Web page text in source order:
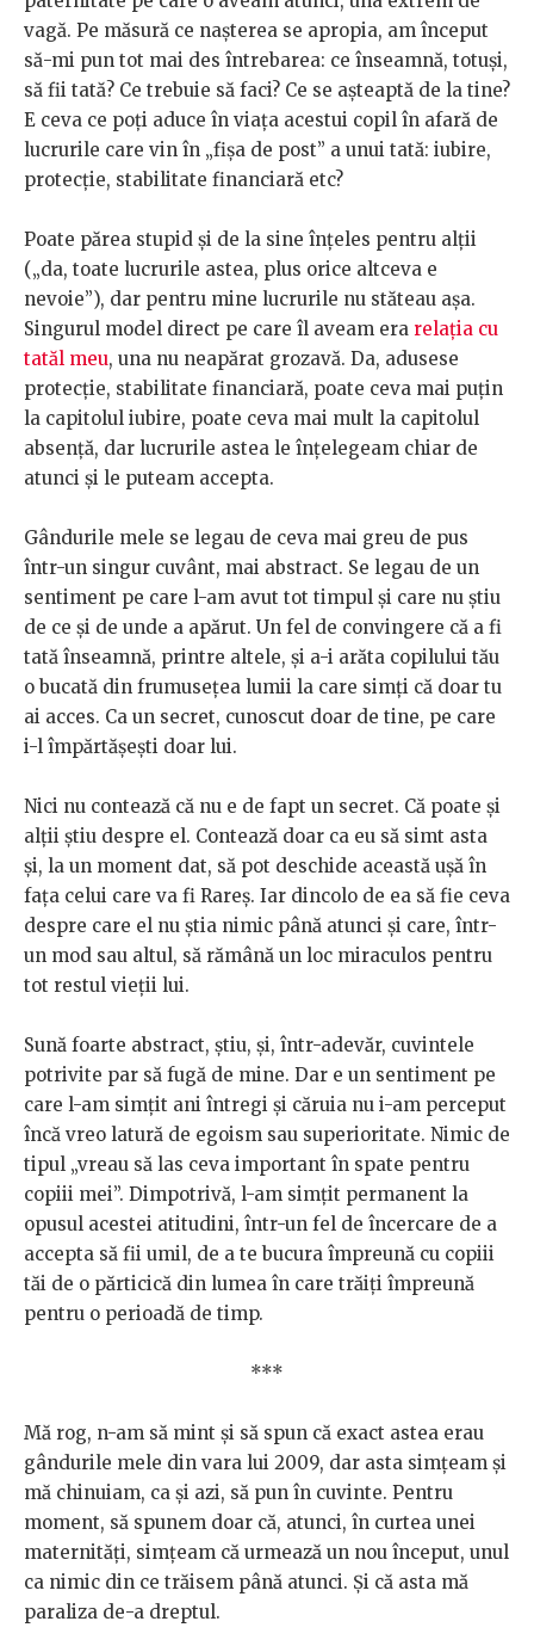
vagă. Pe măsură ce nașterea se apropia, am început
să-mi pun tot mai des întrebarea: ce înseamnă, totuși,
să fii tată? Ce trebuie să faci? Ce se așteaptă de la tine?
E ceva ce poți aduce în viața acestui copil în afară de
lucrurile care vin în „fișa de post” a unui tată: iubire,
protecție, stabilitate financiară etc?
Poate părea stupid și de la sine înțeles pentru alții
(„da, toate lucrurile astea, plus orice altceva e
nevoie”), dar pentru mine lucrurile nu stăteau așa.
Singurul model direct pe care îl aveam era relația cu
tatăl meu, una nu neapărat grozavă. Da, adusese
protecție, stabilitate financiară, poate ceva mai puțin
la capitolul iubire, poate ceva mai mult la capitolul
absență, dar lucrurile astea le înțelegeam chiar de
atunci și le puteam accepta.
Gândurile mele se legau de ceva mai greu de pus
într-un singur cuvânt, mai abstract. Se legau de un
sentiment pe care l-am avut tot timpul și care nu știu
de ce și de unde a apărut. Un fel de convingere că a fi
tată înseamnă, printre altele, și a-i arăta copilului tău
o bucată din frumusețea lumii la care simți că doar tu
ai acces. Ca un secret, cunoscut doar de tine, pe care
i-l împărtășești doar lui.
Nici nu contează că nu e de fapt un secret. Că poate și
alții știu despre el. Contează doar ca eu să simt asta
și, la un moment dat, să pot deschide această ușă în
fața celui care va fi Rareș. Iar dincolo de ea să fie ceva
despre care el nu știa nimic până atunci și care, într-
un mod sau altul, să rămână un loc miraculos pentru
tot restul vieții lui.
Sună foarte abstract, știu, și, într-adevăr, cuvintele
potrivite par să fugă de mine. Dar e un sentiment pe
care l-am simțit ani întregi și căruia nu i-am perceput
încă vreo latură de egoism sau superioritate. Nimic de
tipul „vreau să las ceva important în spate pentru
copiii mei”. Dimpotrivă, l-am simțit permanent la
opusul acestei atitudini, într-un fel de încercare de a
accepta să fii umil, de a te bucura împreună cu copiii
tăi de o părticică din lumea în care trăiți împreună
pentru o perioadă de timp.
***
Mă rog, n-am să mint și să spun că exact astea erau
gândurile mele din vara lui 2009, dar asta simțeam și
mă chinuiam, ca și azi, să pun în cuvinte. Pentru
moment, să spunem doar că, atunci, în curtea unei
maternități, simțeam că urmează un nou început, unul
ca nimic din ce trăisem până atunci. Și că asta mă
paraliza de-a dreptul.